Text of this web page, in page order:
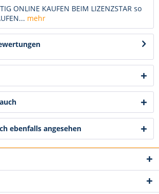
ONLINE KAUFEN BEIM LIZENZSTAR so
mehr
ebenfalls angesehen